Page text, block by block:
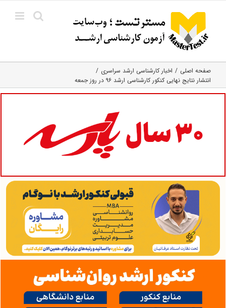
content
صفحه اصلی
اخبار کارشناسی ارشد سراسری
انتشار نتایج نهایی کنکور کارشناسی ارشد ۹۶ در روز جمعه